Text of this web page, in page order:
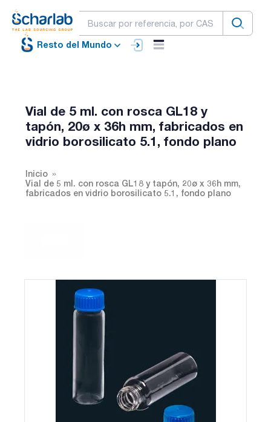
Resto del Mundo
Vial de 5 ml. con rosca GL18 y
tapón, 20ø x 36h mm, fabricados en
vidrio borosilicato 5.1, fondo plano
Inicio
Vial de 5 ml. con rosca GL18 y tapón, 20ø x 36h mm,
fabricados en vidrio borosilicato 5.1, fondo plano